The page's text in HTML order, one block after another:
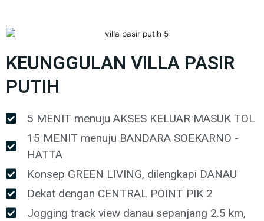
KEUNGGULAN VILLA PASIR
PUTIH
5 MENIT menuju AKSES KELUAR MASUK TOL
15 MENIT menuju BANDARA SOEKARNO -
HATTA
Konsep GREEN LIVING, dilengkapi DANAU
Dekat dengan CENTRAL POINT PIK 2
Jogging track view danau sepanjang 2.5 km,